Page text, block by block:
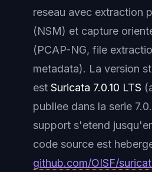
reseau avec extraction
(NSM) et capture
(PCAP-NG, file
metadata). La version
est Suricata 7.0.10 LTS
publiee dans la serie
support s'etend
code source est
github.com/OISF/